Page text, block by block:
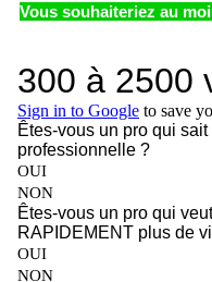
Vous souhaiteriez au